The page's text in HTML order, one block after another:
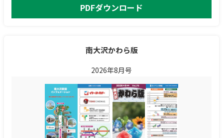
PDFダウンロード
南大沢かわら版
2026年8月号